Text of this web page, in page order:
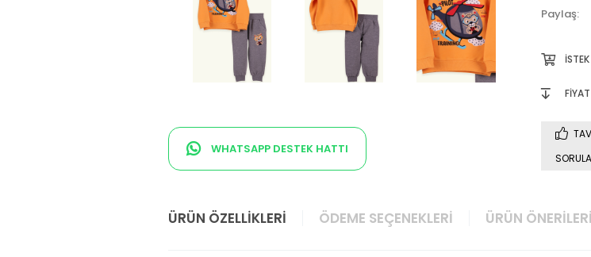
WHATSAPP DESTEK HATTI
Paylaş:
ÜRÜN ÖZELLIKLERI ÖDEME SEÇENEKLERI ÜRÜN ÖNERILERI